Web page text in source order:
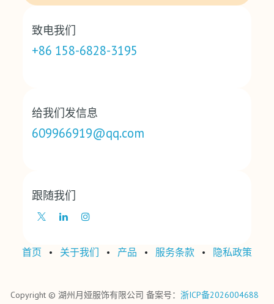
致电我们
+86 158-6828-3195
给我们发信息
609966919@qq.com
跟随我们
首页 • 关于我们 • 产品 • ‎服务条款‎ • ‎隐私政策‎
Copyright © 湖州月娅服饰有限公司 备案号： 浙ICP备2026004688